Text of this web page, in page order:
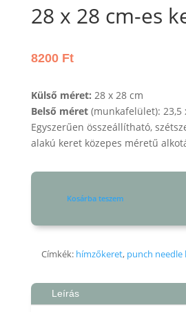
28 x 28 cm-es
8200 Ft
Külső méret: 28 x 28 cm
Belső méret(munkafelület): 23,5
Egyszerűen összeállítható,
alakú keret közepes méretű
cm-
keret
mennyiség
Kosárba teszem
Címkék: hímzőkeret, punch needle
Leírás